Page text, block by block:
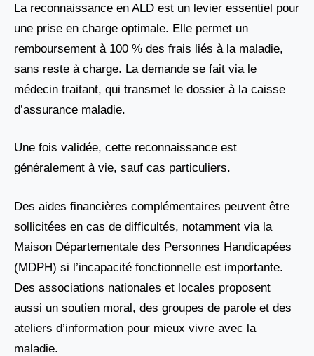
La reconnaissance en ALD est un levier essentiel pour
une prise en charge optimale. Elle permet un
remboursement à 100 % des frais liés à la maladie,
sans reste à charge. La demande se fait via le
médecin traitant, qui transmet le dossier à la caisse
d’assurance maladie.
Une fois validée, cette reconnaissance est
généralement à vie, sauf cas particuliers.
Des aides financières complémentaires peuvent être
sollicitées en cas de difficultés, notamment via la
Maison Départementale des Personnes Handicapées
(MDPH) si l’incapacité fonctionnelle est importante.
Des associations nationales et locales proposent
aussi un soutien moral, des groupes de parole et des
ateliers d’information pour mieux vivre avec la
maladie.